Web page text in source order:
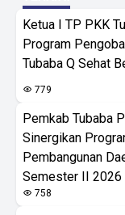
Ketua I TP PKK
Program
Tubaba Q Sehat
779
Pemkab Tubaba
Sinergikan
Pembangunan
Semester II 2026
758